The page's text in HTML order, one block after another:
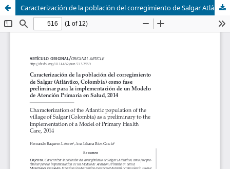
Caracterización de la población del corregimiento de Salgar Atlántico, como fase preliminar para la implementación de un Modelo de Atención Primaria en Salud 2014